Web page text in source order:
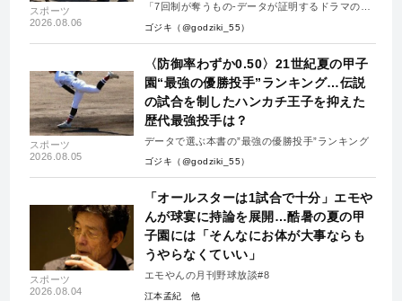
スポーツ
2026.08.06
「7回制が奪うもの-データが証明するドラマの消
失-」
ゴジキ（@godziki_55）
スポーツ
2026.08.05
〈防御率わずか0.50〉21世紀夏の甲子
園“最強の優勝投手”ランキング…伝説
の試合を制したハンカチ王子を抑えた
歴代最強投手は？
データで選ぶ本書の”最強の優勝投手”ランキング
ゴジキ（@godziki_55）
スポーツ
2026.08.04
「オールスターは1試合で十分」エモや
んが球宴に持論を展開…酷暑の夏の甲
子園には「そんなにお体が大事ならも
うやらなくていい」
エモやんの月刊野球放談#8
江本孟紀